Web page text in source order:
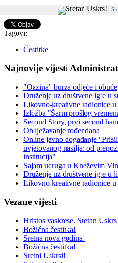
Tagovi:
Čestitke
Najnovije vijesti
"Oazina" burza odjeće i obuće
Druženje uz društvene igre u
Likovno-kreativne radionice u
Izložba "Šarm prošlog
Second Story, prvi second
Obilježavanje rođendana
Online javno događanje
uvjetovanog nasilja: od
institucija"
Sajam udruga u Kneževim
Druženje uz društvene igre u
Likovno-kreativne radionice u
Vezane vijesti
Hristos vaskrese. Sretan Uskrs!
Božićna čestitka!
Sretna nova godina!
Božićna čestitka!
Sretni Uskrsi!